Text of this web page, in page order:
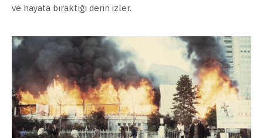
ve hayata bıraktığı derin izler.